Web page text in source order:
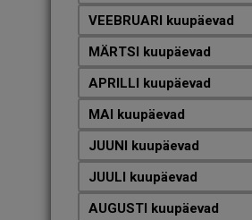
VEEBRUARI kuupäevad
MÄRTSI kuupäevad
APRILLI kuupäevad
MAI kuupäevad
JUUNI kuupäevad
JUULI kuupäevad
AUGUSTI kuupäevad